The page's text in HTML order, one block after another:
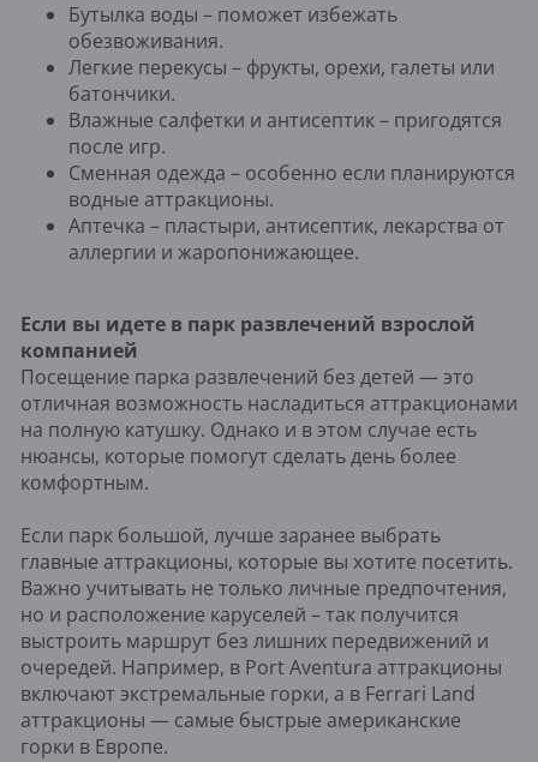
Бутылка воды – поможет избежать
обезвоживания.
Легкие перекусы – фрукты, орехи, галеты или
батончики.
Влажные салфетки и антисептик – пригодятся
после игр.
Сменная одежда – особенно если планируются
водные аттракционы.
Аптечка – пластыри, антисептик, лекарства от
аллергии и жаропонижающее.
Если вы идете в парк развлечений взрослой
компанией
Посещение парка развлечений без детей — это
отличная возможность насладиться аттракционами
на полную катушку. Однако и в этом случае есть
нюансы, которые помогут сделать день более
комфортным.
Если парк большой, лучше заранее выбрать
главные аттракционы, которые вы хотите посетить.
Важно учитывать не только личные предпочтения,
но и расположение каруселей – так получится
выстроить маршрут без лишних передвижений и
очередей. Например, в Port Aventura аттракционы
включают экстремальные горки, а в Ferrari Land
аттракционы — самые быстрые американские
горки в Европе.